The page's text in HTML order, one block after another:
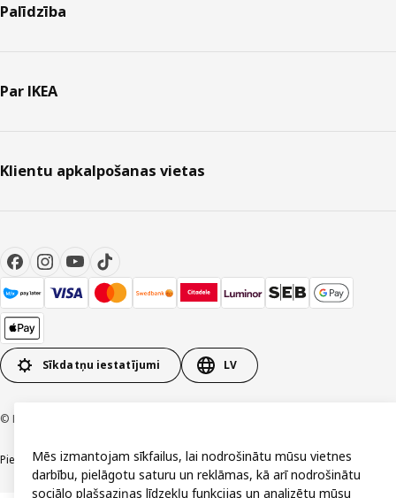
Palīdzība
Par IKEA
Klientu apkalpošanas vietas
Sīkdatņu iestatījumi LV
© Inter IKEA Systems B.V. 1999-2026
PiekļūstamībaVispārīgi noteikumiPrivātuma un sīkdatņu politikaKontakti
Mēs izmantojam sīkfailus, lai nodrošinātu mūsu vietnes
darbību, pielāgotu saturu un reklāmas, kā arī nodrošinātu
sociālo plašsaziņas līdzekļu funkcijas un analizētu mūsu